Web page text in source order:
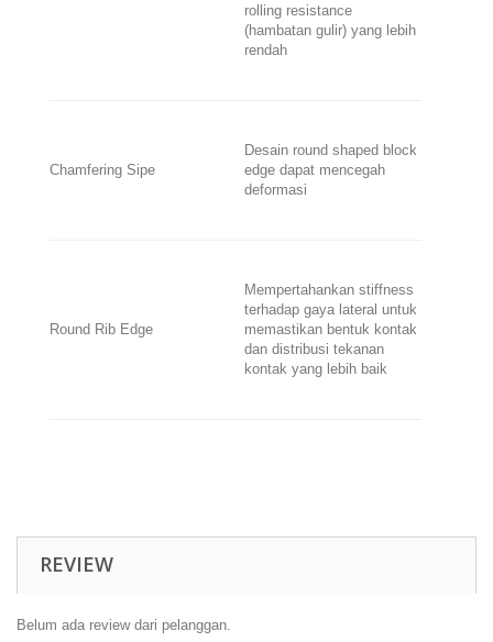
rolling resistance
(hambatan gulir) yang lebih
rendah
Chamfering Sipe
Desain round shaped block
edge dapat mencegah
deformasi
Round Rib Edge
Mempertahankan stiffness
terhadap gaya lateral untuk
memastikan bentuk kontak
dan distribusi tekanan
kontak yang lebih baik
REVIEW
Belum ada review dari pelanggan.